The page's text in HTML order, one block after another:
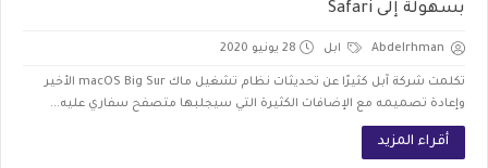
بسهولة إلى Safari
Abdelrhman ابل 28 يونيو 2020
تكلمت شركة آبل كثيرًا عن تحديثات نظام تشغيل ماك macOS Big Sur الأخير
وإعادة تصميمه مع الإضافات الكثيرة التي سيجلبها متصفح سفاري عليه...
أقراء المزيد